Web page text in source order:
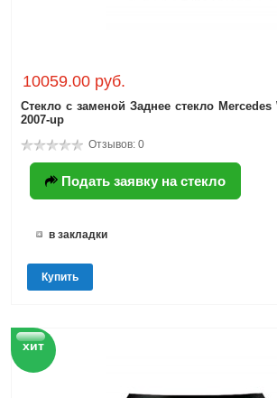
10059.00 руб.
Стекло с заменой Заднее стекло Mercedes
2007-up
Отзывов: 0
Подать заявку на стекло
в закладки
Купить
хит